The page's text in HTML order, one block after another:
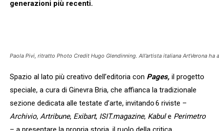
generazioni più recenti.
Paola Pivi, ritratto Photo Credit Hugo Glendinning. All’artista italiana ArtVerona
Spazio al lato più creativo dell’editoria con Pages, il progetto
speciale, a cura di Ginevra Bria, che affianca la tradizionale
sezione dedicata alle testate d’arte, invitando 6 riviste –
Archivio, Artribune, Exibart, ISIT.magazine, Kabule Perimetro